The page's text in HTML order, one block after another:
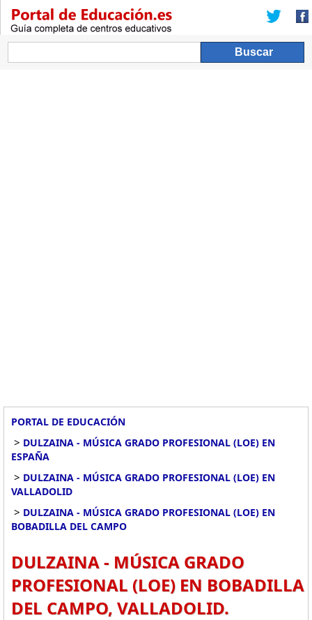
PORTAL DE EDUCACIÓN
> DULZAINA - MÚSICA GRADO PROFESIONAL (LOE) EN
ESPAÑA
> DULZAINA - MÚSICA GRADO PROFESIONAL (LOE) EN
VALLADOLID
> DULZAINA - MÚSICA GRADO PROFESIONAL (LOE) EN
BOBADILLA DEL CAMPO
DULZAINA - MÚSICA GRADO
PROFESIONAL (LOE) EN BOBADILLA
DEL CAMPO, VALLADOLID.